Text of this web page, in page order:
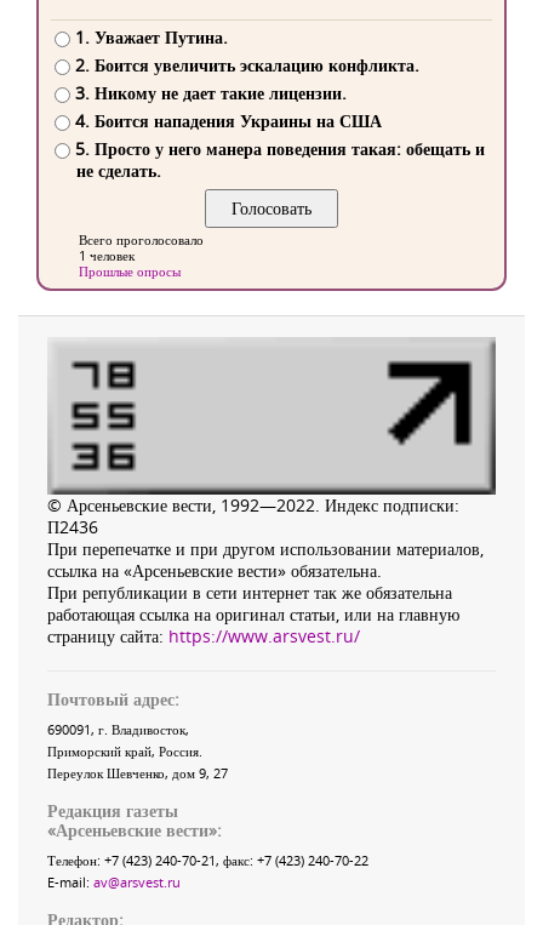
1. Уважает Путина.
2. Боится увеличить эскалацию конфликта.
3. Никому не дает такие лицензии.
4. Боится нападения Украины на США
5. Просто у него манера поведения такая: обещать и
не сделать.
Всего проголосовало
1 человек
Прошлые опросы
© Арсеньевские вести, 1992—2022. Индекс подписки:
П2436
При перепечатке и при другом использовании материалов,
ссылка на «Арсеньевские вести» обязательна.
При републикации в сети интернет так же обязательна
работающая ссылка на оригинал статьи, или на главную
страницу сайта: https://www.arsvest.ru/
Почтовый адрес:
690091, г. Владивосток,
Приморский край, Россия.
Переулок Шевченко, дом 9, 27
Редакция газеты
«Арсеньевские вести»:
Телефон: +7 (423) 240-70-21, факс: +7 (423) 240-70-22
E-mail: av@arsvest.ru
Редактор: